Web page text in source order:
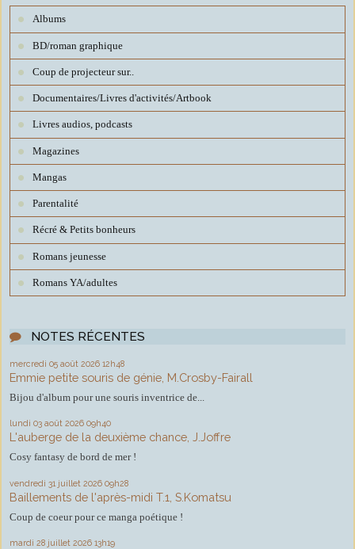
Albums
BD/roman graphique
Coup de projecteur sur..
Documentaires/Livres d'activités/Artbook
Livres audios, podcasts
Magazines
Mangas
Parentalité
Récré & Petits bonheurs
Romans jeunesse
Romans YA/adultes
NOTES RÉCENTES
mercredi 05 août 2026 12h48
Emmie petite souris de génie, M.Crosby-Fairall
Bijou d'album pour une souris inventrice de...
lundi 03 août 2026 09h40
L'auberge de la deuxième chance, J.Joffre
Cosy fantasy de bord de mer !
vendredi 31 juillet 2026 09h28
Baillements de l'après-midi T.1, S.Komatsu
Coup de coeur pour ce manga poétique !
mardi 28 juillet 2026 13h19